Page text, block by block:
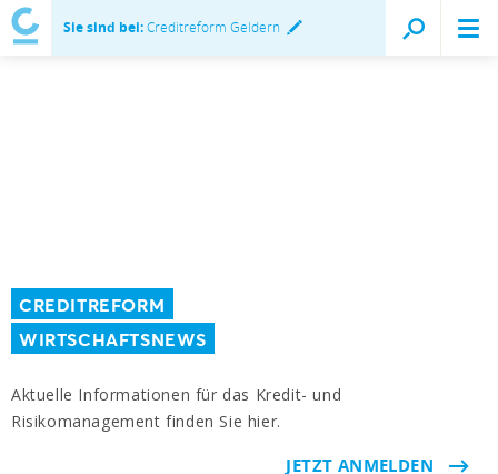
Sie sind bei:Creditreform Geldern
CREDITREFORM
WIRTSCHAFTSNEWS
Aktuelle Informationen für das Kredit- und
Risikomanagement finden Sie hier.
JETZT ANMELDEN